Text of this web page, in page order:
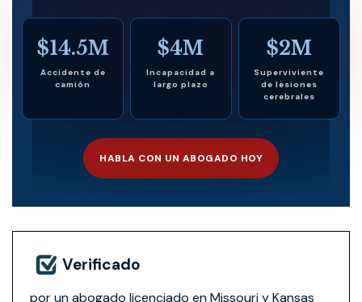
$14.5M
Accidente de
camión
$4M
Incapacidad a
largo plazo
$2M
Superviviente
de lesiones
cerebrales
HABLA CON UN ABOGADO HOY
Verificado
por un abogado licenciado en Missouri y Kansas